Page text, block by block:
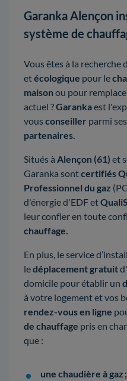
Garanka Alençon
système de
Vous êtes à la recherche
etécologique pour le
maisonou pour
actuel ?Garankaest
vousconseiller parmi
partenaires.
Situés à Alençon (61) et
Garanka sontcertifiés
Professionnel du gaz
d'énergie d'EDF et
leur confier en toute
chauffage.
En plus, le service
ledéplacement gratuit
domicile pour établir un
à votre logement et vos
rendez-vous en ligne
de chauffage pris en
que :
une chaudière à gaz ;